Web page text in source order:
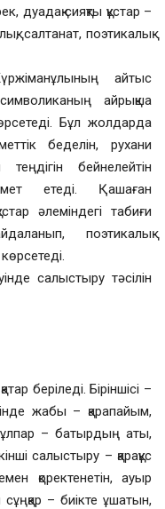
дуадақ сияқты құстар –
салтанат, поэтикалық
айтыс
айрықша
Бұл жолдарда
беделін, рухани
бейнелейтін
етеді. Қашаған
әлеміндегі табиғи
поэтикалық
салыстыру тәсілін
беріледі. Біріншісі –
жабы – қарапайым,
– батырдың аты,
салыстыру – қарақұс
қоректенетін, ауыр
– биікте ұшатын,